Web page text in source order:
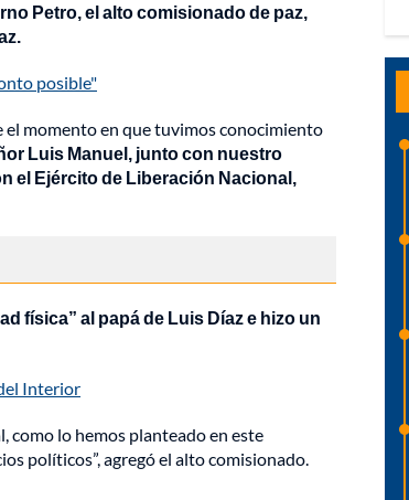
Petro, el alto comisionado de paz,
posible"
el momento en que tuvimos conocimiento
Luis Manuel, junto con nuestro
el Ejército de Liberación Nacional,
física” al papá de Luis Díaz e hizo un
Interior
como lo hemos planteado en este
políticos”, agregó el alto comisionado.